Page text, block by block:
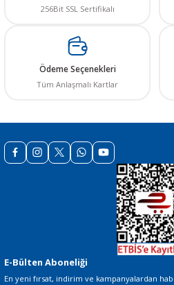
Ürün açıklamasında eksik bilgiler
Ürün bilgilerinde hatalar bulunuyor.
Ürün fiyatı diğer sitelerden daha pahalı.
Gönder
256Bit SSL Sertifikalı
Ödeme Seçenekleri
Tüm Anlaşmalı Kartlar
E-Bülten Aboneliği
En yeni fırsat, indirim ve kampanyalardan